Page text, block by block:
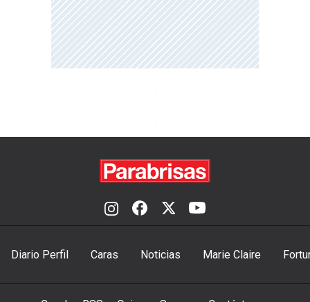
Diario Perfil Caras Noticias Marie Claire